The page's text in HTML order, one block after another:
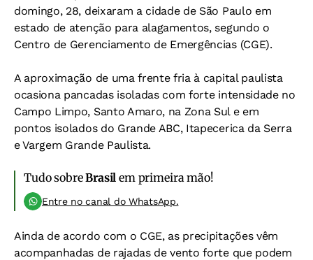
domingo, 28, deixaram a cidade de São Paulo em
estado de atenção para alagamentos, segundo o
Centro de Gerenciamento de Emergências (CGE).
A aproximação de uma frente fria à capital paulista
ocasiona pancadas isoladas com forte intensidade no
Campo Limpo, Santo Amaro, na Zona Sul e em
pontos isolados do Grande ABC, Itapecerica da Serra
e Vargem Grande Paulista.
Tudo sobreBrasil em primeira mão!
Entre no canal do WhatsApp.
Ainda de acordo com o CGE, as precipitações vêm
acompanhadas de rajadas de vento forte que podem